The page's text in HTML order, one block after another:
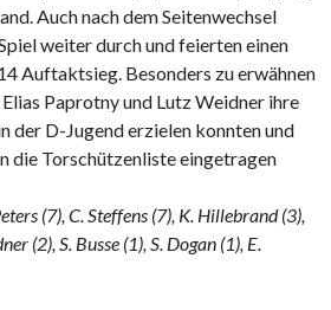
Auch nach dem Seitenwechsel
weiter durch und feierten einen
Auftaktsieg. Besonders zu erwähnen
Paprotny und Lutz Weidner ihre
der D-Jugend erzielen konnten und
die Torschützenliste eingetragen
(7), C. Steffens (7), K. Hillebrand (3),
(2), S. Busse (1), S. Dogan (1), E.